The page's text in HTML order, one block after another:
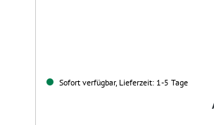
Sofort verfügbar, Lieferzeit: 1-5 Tage